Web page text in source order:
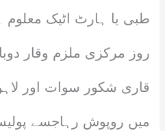
طبی یا ہارٹ اٹیک معلوم
روز مرکزی ملزم وقار
قاری شکور سوات اور
میں روپوش رہاجسے